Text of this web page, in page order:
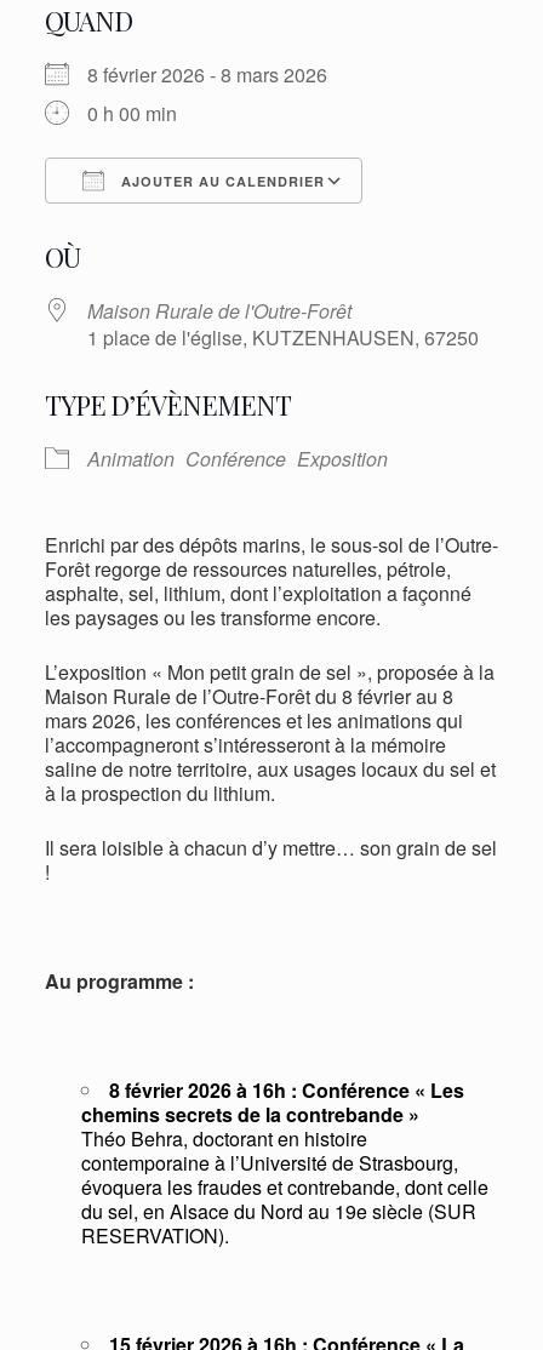
QUAND
8 février 2026 - 8 mars 2026
0 h 00 min
AJOUTER AU CALENDRIER
OÙ
Maison Rurale de l'Outre-Forêt
1 place de l'église, KUTZENHAUSEN, 67250
TYPE D’ÉVÈNEMENT
Animation Conférence Exposition
Enrichi par des dépôts marins, le sous-sol de l’Outre-
Forêt regorge de ressources naturelles, pétrole,
asphalte, sel, lithium, dont l’exploitation a façonné
les paysages ou les transforme encore.
L’exposition « Mon petit grain de sel », proposée à la
Maison Rurale de l’Outre-Forêt du 8 février au 8
mars 2026, les conférences et les animations qui
l’accompagneront s’intéresseront à la mémoire
saline de notre territoire, aux usages locaux du sel et
à la prospection du lithium.
Il sera loisible à chacun d’y mettre… son grain de sel
!
Au programme :
8 février 2026 à 16h : Conférence « Les
chemins secrets de la contrebande »
Théo Behra, doctorant en histoire
contemporaine à l’Université de Strasbourg,
évoquera les fraudes et contrebande, dont celle
du sel, en Alsace du Nord au 19e siècle (SUR
RESERVATION).
15 février 2026 à 16h : Conférence « La